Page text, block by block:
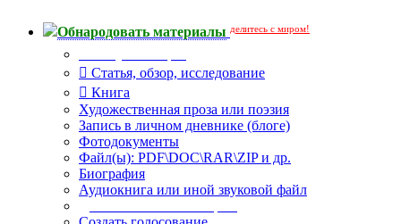
Обнародовать материалы делитесь с миром!
Статья, обзор, исследование
Книга
Художественная проза или поэзия
Запись в личном дневнике (блоге)
Фотодокументы
Файл(ы): PDF\DOC\RAR\ZIP и др.
Биография
Аудиокнига или иной звуковой файл